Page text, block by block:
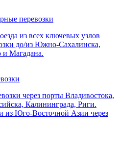
перевозки
из всех ключевых узлов
до/из Южно-Сахалинска,
и Магадана.
через порты Владивостока,
Калининграда, Риги.
из Юго-Восточной Азии через